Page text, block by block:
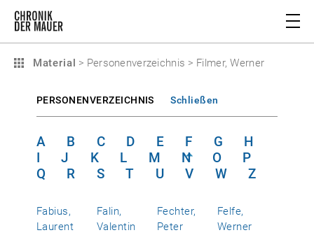
Material > Personenverzeichnis > Filmer, Werner
PERSONENVERZEICHNIS Schließen
A B C D E F G
H
I
J K L M N O
P
Q
R S T U V W Z
Fabius,
Laurent
Falin,
Valentin
Fechter,
Peter
Felfe,
Werner